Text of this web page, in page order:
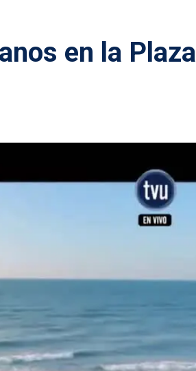
en la Plaza